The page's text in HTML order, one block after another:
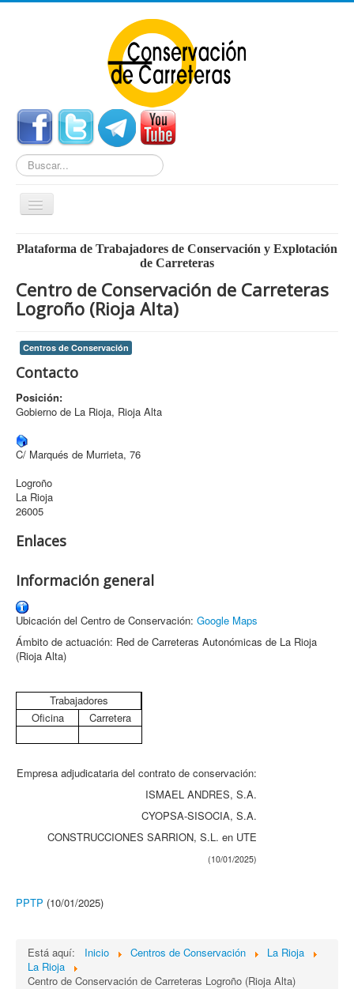
Buscar...
Cambiar
navegación
Home
Centros de Conservación
Empleo
Enlaces Externos
Archivo
Formularios
Plataforma de Trabajadores de Conservación y Explotación
de Carreteras
Centro de Conservación de Carreteras
Logroño (Rioja Alta)
Centros de Conservación
Contacto
Posición:
Gobierno de La Rioja, Rioja Alta
C/ Marqués de Murrieta, 76
Logroño
La Rioja
26005
Enlaces
Información general
Ubicación del Centro de Conservación: Google Maps
Ámbito de actuación: Red de Carreteras Autonómicas de La Rioja
(Rioja Alta)
Trabajadores
Oficina
Carretera
Empresa adjudicataria del contrato de conservación:
ISMAEL ANDRES, S.A.
CYOPSA-SISOCIA, S.A.
CONSTRUCCIONES SARRION, S.L. en UTE
(10/01/2025)
PPTP (10/01/2025)
Está aquí: Inicio Centros de Conservación
La Rioja
La Rioja
Centro de Conservación de Carreteras Logroño (Rioja Alta)